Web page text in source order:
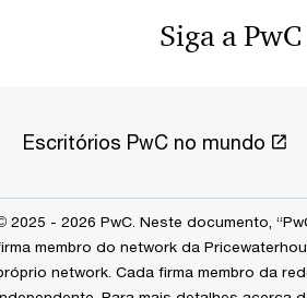
Siga a
Escritórios PwC no mundo
2025 - 2026 PwC. Neste documento,
membro do network da
network. Cada firma membro da